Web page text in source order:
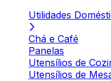
Utilidades
Chá e Café
Panelas
Utensílios de
Utensílios de